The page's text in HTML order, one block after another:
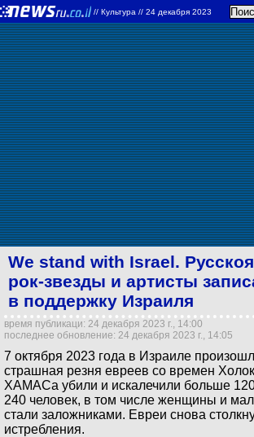
// Культура // 24 декабря 2023
We stand with Israel.
рок-звезды и артисты
в поддержку Израиля
время публикаци: 24 декабря 2023 г., 14:00
последнее обновление: 24 декабря 2023 г., 14:05
7 октября 2023 года в Израиле
страшная резня евреев со времен
ХАМАСа убили и искалечили больше
240 человек, в том числе женщины и
стали заложниками. Евреи снова
истребления.